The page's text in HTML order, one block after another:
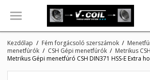
Kezdőlap Fém forgácsoló szerszámok
menetfúrók
CSH Gépi menetfúrók
Metrikus
Metrikus Gépi menetfúró CSH DIN371 HSS-E Extra